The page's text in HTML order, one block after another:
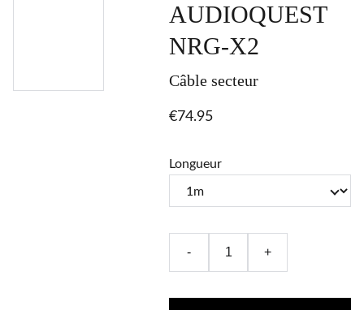
AUDIOQUEST
NRG-X2
Câble secteur
€74.95
Longueur
- +